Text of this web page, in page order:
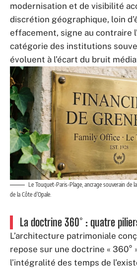
modernisation et de visibilité
discrétion géographique, loin
effacement, signe au contraire
catégorie des institutions
évoluent à l’écart du bruit
Le Touquet-Paris-Plage, ancrage souverain de
de la Côte d’Opale.
La doctrine 360° : quatre
L’architecture patrimoniale
repose sur une doctrine « 360°
l’intégralité des temps de